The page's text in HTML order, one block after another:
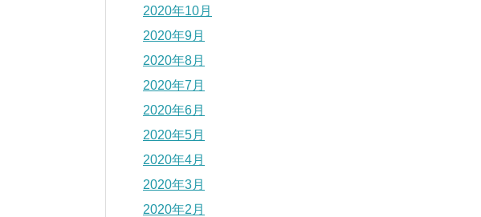
2020年10月
2020年9月
2020年8月
2020年7月
2020年6月
2020年5月
2020年4月
2020年3月
2020年2月